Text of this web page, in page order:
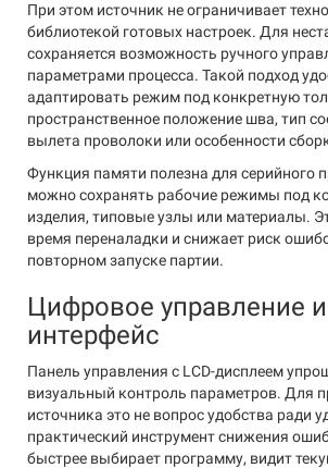
При этом источник не ограничивает
библиотекой готовых настроек. Для
сохраняется возможность ручного
параметрами процесса. Такой подход
адаптировать режим под конкретную
пространственное положение шва, тип
вылета проволоки или особенности
Функция памяти полезна для серийного
можно сохранять рабочие режимы под
изделия, типовые узлы или материалы.
время переналадки и снижает риск
повторном запуске партии.
Цифровое управление и
интерфейс
Панель управления с LCD-дисплеем
визуальный контроль параметров. Для
источника это не вопрос удобства ради
практический инструмент снижения
быстрее выбирает программу, видит